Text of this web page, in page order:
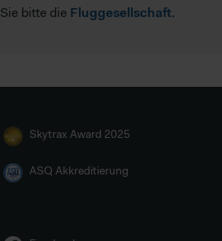
bitte die Fluggesellschaft.
Skytrax Award 2025
ASQ Akkreditierung